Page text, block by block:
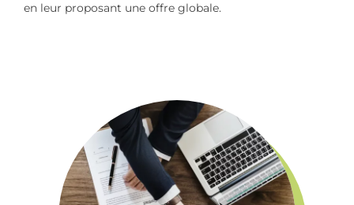
en leur proposant une offre globale.